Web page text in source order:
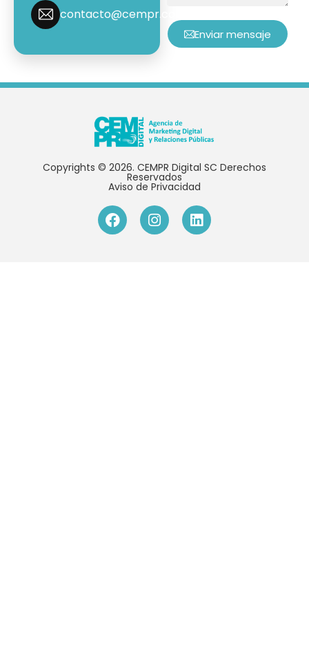
contacto@cempr.com.mx
Enviar mensaje
Copyrights © 2026. CEMPR Digital SC Derechos
Reservados
Aviso de Privacidad